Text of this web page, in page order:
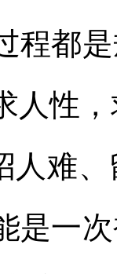
程都
人性
人难
是一